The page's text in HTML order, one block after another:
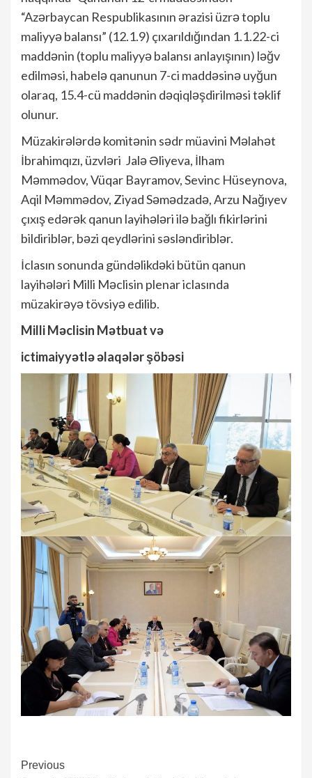
“Azərbaycan Respublikasının ərazisi üzrə toplu
maliyyə balansı” (12.1.9) çıxarıldığından 1.1.22-ci
maddənin (toplu maliyyə balansı anlayışının) ləğv
edilməsi, habelə qanunun 7-ci maddəsinə uyğun
olaraq, 15.4-cü maddənin dəqiqləşdirilməsi təklif
olunur.
Müzakirələrdə komitənin sədr müavini Məlahət
İbrahimqızı, üzvləri Jalə Əliyeva, İlham
Məmmədov, Vüqar Bayramov, Sevinc Hüseynova,
Aqil Məmmədov, Ziyad Səmədzadə, Arzu Nağıyev
çıxış edərək qanun layihələri ilə bağlı fikirlərini
bildiriblər, bəzi qeydlərini səsləndiriblər.
İclasın sonunda gündəlikdəki bütün qanun
layihələri Milli Məclisin plenar iclasında
müzakirəyə tövsiyə edilib.
Milli Məclisin Mətbuat və
ictimaiyyətlə əlaqələr şöbəsi
Continue
Previous